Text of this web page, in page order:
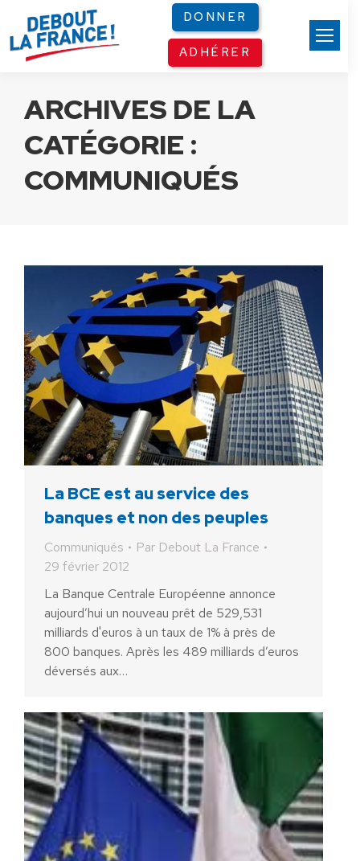
DONNER
ADHÉRER
ARCHIVES DE LA
CATÉGORIE :
COMMUNIQUÉS
La BCE est au service des
banques et non des peuples
Communiqués Par Debout La France
29 février 2012
La Banque Centrale Européenne annonce
aujourd’hui un nouveau prêt de 529,531
milliards d'euros à un taux de 1% à près de
800 banques. Après les 489 milliards d’euros
déversés aux…
Panneau de gestion des cookies